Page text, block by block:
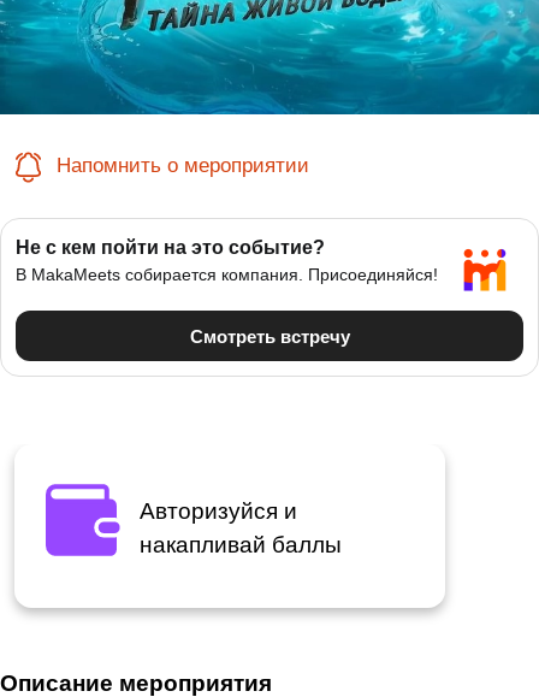
Напомнить о мероприятии
Авторизуйся и
накапливай баллы
Описание мероприятия